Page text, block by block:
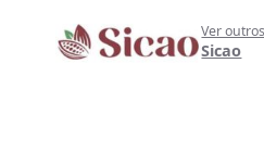
Ver
Sicao